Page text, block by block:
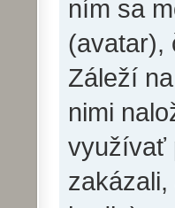
ním sa
(avatar),
Záleží
nimi
využívať